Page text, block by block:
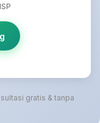
gratis & tanpa